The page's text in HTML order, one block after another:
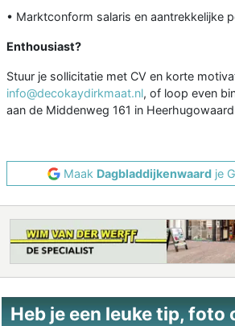
• Marktconform salaris en aantrekkelijke
Enthousiast?
Stuur je sollicitatie met CV en korte
info@decokaydirkmaat.nl, of loop even
aan de Middenweg 161 in
Maak Dagbladdijkenwaard je
Heb je een leuke tip, foto